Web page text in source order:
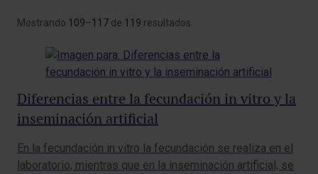
Mostrando 109–117 de 119 resultados
Diferencias entre la fecundación in vitro y la
inseminación artificial
En la fecundación in vitro la fecundación se realiza en el
laboratorio, mientras que en la inseminación artificial, se